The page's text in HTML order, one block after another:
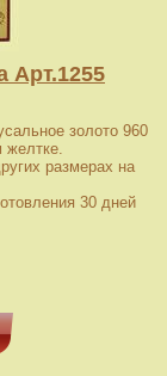
Арт.1255
золото 960
желтке.
размерах на
30 дней